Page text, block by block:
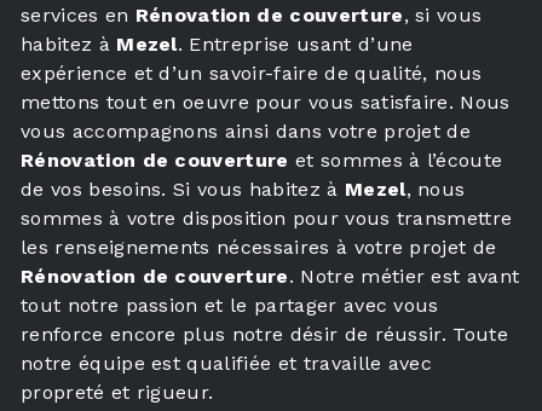
services en Rénovation de couverture, si vous
habitez à Mezel. Entreprise usant d’une
expérience et d’un savoir-faire de qualité, nous
mettons tout en oeuvre pour vous satisfaire. Nous
vous accompagnons ainsi dans votre projet de
Rénovation de couverture et sommes à l’écoute
de vos besoins. Si vous habitez à Mezel, nous
sommes à votre disposition pour vous transmettre
les renseignements nécessaires à votre projet de
Rénovation de couverture. Notre métier est avant
tout notre passion et le partager avec vous
renforce encore plus notre désir de réussir. Toute
notre équipe est qualifiée et travaille avec
propreté et rigueur.